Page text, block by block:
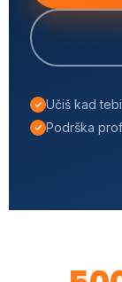
Učiš kad
Podrška